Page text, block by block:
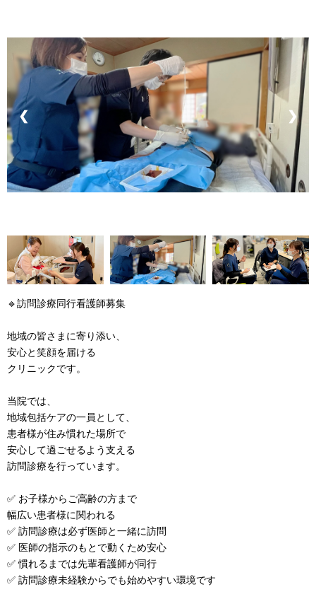
❮ ❯
🔹訪問診療同行看護師募集
地域の皆さまに寄り添い、
安心と笑顔を届ける
クリニックです。
当院では、
地域包括ケアの一員として、
患者様が住み慣れた場所で
安心して過ごせるよう支える
訪問診療を行っています。
✅ お子様からご高齢の方まで
幅広い患者様に関われる
✅ 訪問診療は必ず医師と一緒に訪問
✅ 医師の指示のもとで動くため安心
✅ 慣れるまでは先輩看護師が同行
✅ 訪問診療未経験からでも始めやすい環境です